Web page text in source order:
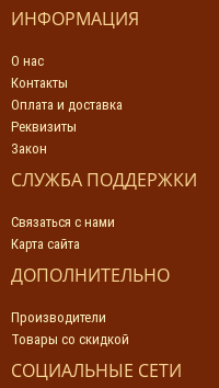
ИНФОРМАЦИЯ
О нас
Контакты
Оплата и доставка
Реквизиты
Закон
СЛУЖБА ПОДДЕРЖКИ
Связаться с нами
Карта сайта
ДОПОЛНИТЕЛЬНО
Производители
Товары со скидкой
СОЦИАЛЬНЫЕ СЕТИ